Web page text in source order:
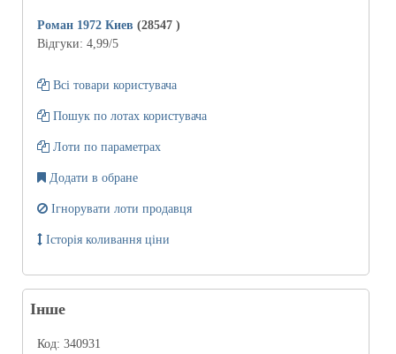
Роман 1972 Киев (28547 )
Відгуки: 4,99/5
Всі товари користувача
Пошук по лотах користувача
Лоти по параметрах
Додати в обране
Ігнорувати лоти продавця
Історія коливання ціни
Інше
Код: 340931